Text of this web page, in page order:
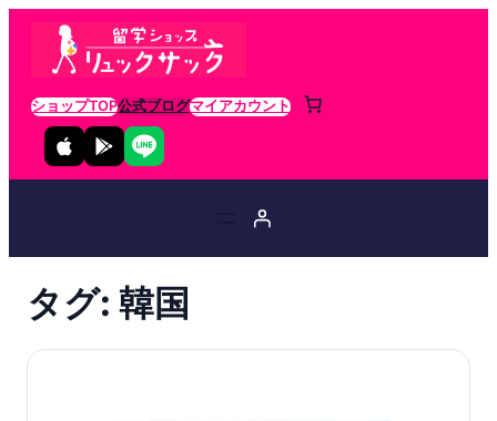
ショップTOP公式ブログマイアカウント
タグ: 韓国